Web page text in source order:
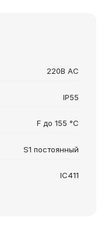
220В AC
IP55
F до 155 °C
S1 постоянный
IC411